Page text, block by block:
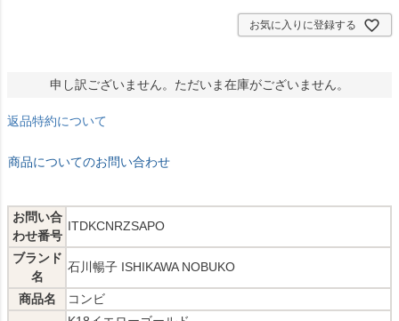
お気に入りに登録する
申し訳ございません。ただいま在庫がございません。
返品特約について
商品についてのお問い合わせ
お問い合
わせ番号
ITDKCNRZSAPO
ブランド
名
石川暢子 ISHIKAWA NOBUKO
商品名 コンビ